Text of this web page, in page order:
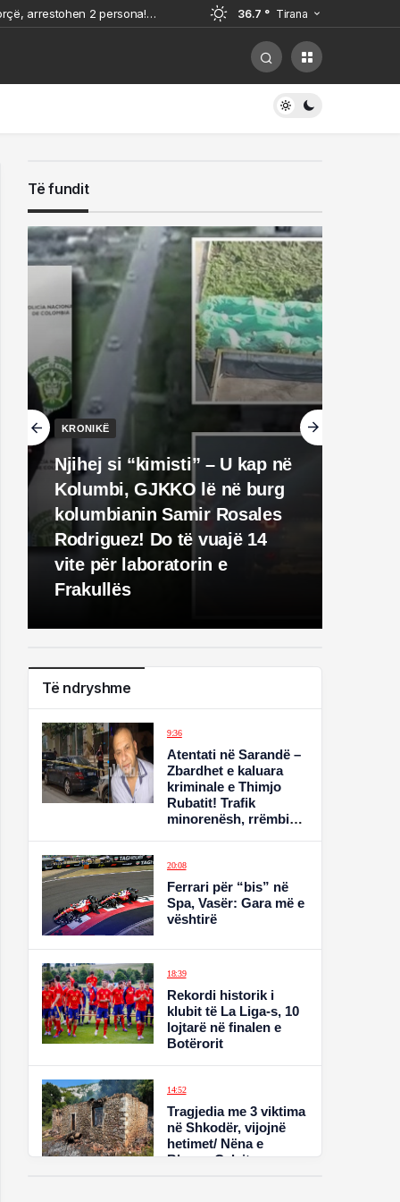
arrestohen 2 persona!
36.7 ° Tirana
Të fundit
KRONIKË
Njihej si “kimisti” – U kap në
Kolumbi, GJKKO lë në burg
kolumbianin Samir Rosales
Rodriguez! Do të vuajë 14
vite për laboratorin e
Frakullës
Të ndryshme
9:36
Atentati në Sarandë –
Zbardhet e kaluara
kriminale e Thimjo
Rubatit! Trafik
minorenësh, rrëmbim
qëllua me 9 plumba
20:08
Ferrari për “bis” në
Spa, Vasër: Gara më e
vështirë
18:39
Rekordi historik i
klubit të La Liga-s, 10
lojtarë në finalen e
Botërorit
14:52
Tragjedia me 3 viktima
në Shkodër, vijojnë
hetimet/ Nëna e
Bleona Çelajt